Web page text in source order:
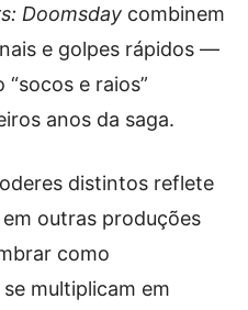
Doomsday combinem
e golpes rápidos —
e raios”
anos da saga.
distintos reflete
outras produções
como
multiplicam em